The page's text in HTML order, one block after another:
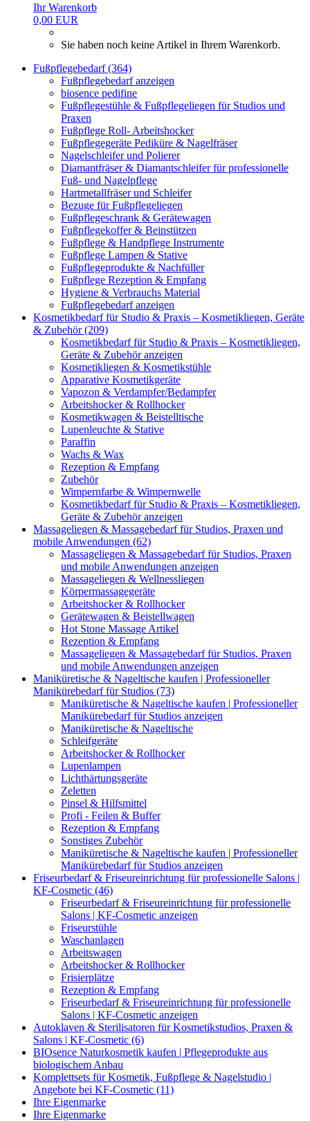
Ihr Warenkorb
0,00 EUR
Sie haben noch keine Artikel in Ihrem Warenkorb.
Fußpflegebedarf (364)
Fußpflegebedarf anzeigen
biosence pedifine
Fußpflegestühle & Fußpflegeliegen für Studios und
Praxen
Fußpflege Roll- Arbeitshocker
Fußpflegegeräte Pediküre & Nagelfräser
Nagelschleifer und Polierer
Diamantfräser & Diamantschleifer für professionelle
Fuß- und Nagelpflege
Hartmetallfräser und Schleifer
Bezuge für Fußpflegeliegen
Fußpflegeschrank & Gerätewagen
Fußpflegekoffer & Beinstützen
Fußpflege & Handpflege Instrumente
Fußpflege Lampen & Stative
Fußpflegeprodukte & Nachfüller
Fußpflege Rezeption & Empfang
Hygiene & Verbrauchs Material
Fußpflegebedarf anzeigen
Kosmetikbedarf für Studio & Praxis – Kosmetikliegen, Geräte
& Zubehör (209)
Kosmetikbedarf für Studio & Praxis – Kosmetikliegen,
Geräte & Zubehör anzeigen
Kosmetikliegen & Kosmetikstühle
Apparative Kosmetikgeräte
Vapozon & Verdampfer/Bedampfer
Arbeitshocker & Rollhocker
Kosmetikwagen & Beistelltische
Lupenleuchte & Stative
Paraffin
Wachs & Wax
Rezeption & Empfang
Zubehör
Wimpernfarbe & Wimpernwelle
Kosmetikbedarf für Studio & Praxis – Kosmetikliegen,
Geräte & Zubehör anzeigen
Massageliegen & Massagebedarf für Studios, Praxen und
mobile Anwendungen (62)
Massageliegen & Massagebedarf für Studios, Praxen
und mobile Anwendungen anzeigen
Massageliegen & Wellnessliegen
Körpermassagegeräte
Arbeitshocker & Rollhocker
Gerätewagen & Beistellwagen
Hot Stone Massage Artikel
Rezeption & Empfang
Massageliegen & Massagebedarf für Studios, Praxen
und mobile Anwendungen anzeigen
Maniküretische & Nageltische kaufen | Professioneller
Manikürebedarf für Studios (73)
Maniküretische & Nageltische kaufen | Professioneller
Manikürebedarf für Studios anzeigen
Maniküretische & Nageltische
Schleifgeräte
Arbeitshocker & Rollhocker
Lupenlampen
Lichthärtungsgeräte
Zeletten
Pinsel & Hilfsmittel
Profi - Feilen & Buffer
Rezeption & Empfang
Sonstiges Zubehör
Maniküretische & Nageltische kaufen | Professioneller
Manikürebedarf für Studios anzeigen
Friseurbedarf & Friseureinrichtung für professionelle Salons |
KF-Cosmetic (46)
Friseurbedarf & Friseureinrichtung für professionelle
Salons | KF-Cosmetic anzeigen
Friseurstühle
Waschanlagen
Arbeitswagen
Arbeitshocker & Rollhocker
Frisierplätze
Rezeption & Empfang
Friseurbedarf & Friseureinrichtung für professionelle
Salons | KF-Cosmetic anzeigen
Autoklaven & Sterilisatoren für Kosmetikstudios, Praxen &
Salons | KF-Cosmetic (6)
BIOsence Naturkosmetik kaufen | Pflegeprodukte aus
biologischem Anbau
Komplettsets für Kosmetik, Fußpflege & Nagelstudio |
Angebote bei KF-Cosmetic (11)
Ihre Eigenmarke
Ihre Eigenmarke